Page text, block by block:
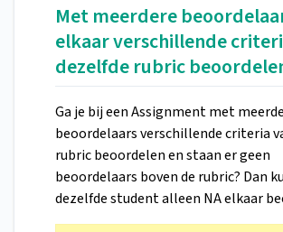
Met meerdere
elkaar verschillende
dezelfde rubric
Ga je bij een Assignment met
beoordelaars verschillende criteria
rubric beoordelen en staan er geen
beoordelaars boven de rubric? Dan
dezelfde student alleen NA elkaar